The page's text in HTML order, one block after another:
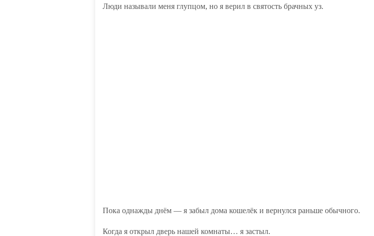
Люди называли меня глупцом, но я верил в святость брачных уз.
Пока однажды днём — я забыл дома кошелёк и вернулся раньше обычного.
Когда я открыл дверь нашей комнаты… я застыл.